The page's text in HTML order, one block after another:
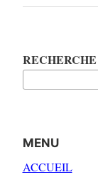
RECHERCHE
MENU
ACCUEIL